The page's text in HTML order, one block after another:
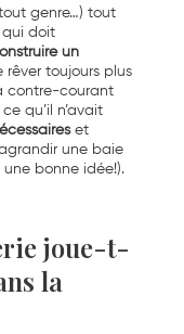
genre…) tout
qui doit
un
toujours plus
contre-courant
qu’il n’avait
et
une baie
une bonne idée!).
joue-t-
la